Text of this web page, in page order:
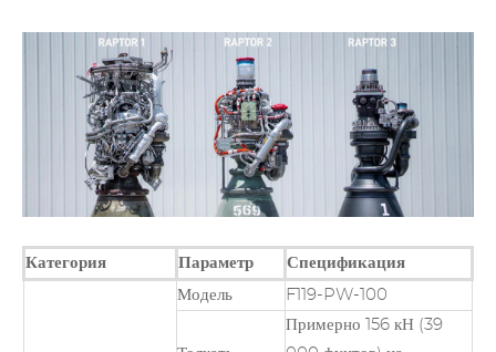
Категория Параметр
Спецификация
Модель
F119-PW-100
Примерно 156 кН (39